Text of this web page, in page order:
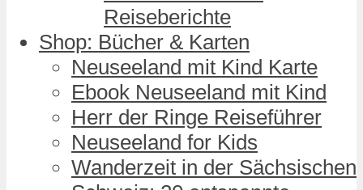
Reiseberichte
Shop: Bücher & Karten
Neuseeland mit Kind Karte
Ebook Neuseeland mit Kind
Herr der Ringe Reiseführer
Neuseeland for Kids
Wanderzeit in der Sächsischen